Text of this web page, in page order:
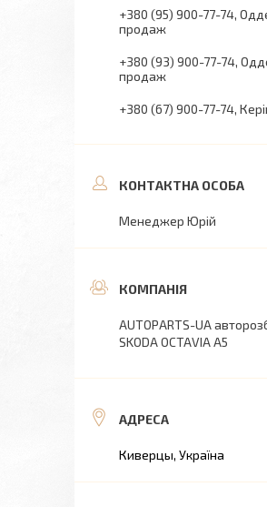
+380 (95) 900-77-74
продаж
+380 (93) 900-77-74
продаж
+380 (67) 900-77-74
Менеджер Юрій
AUTOPARTS-UA
SKODA OCTAVIA A5
Киверцы, Україна